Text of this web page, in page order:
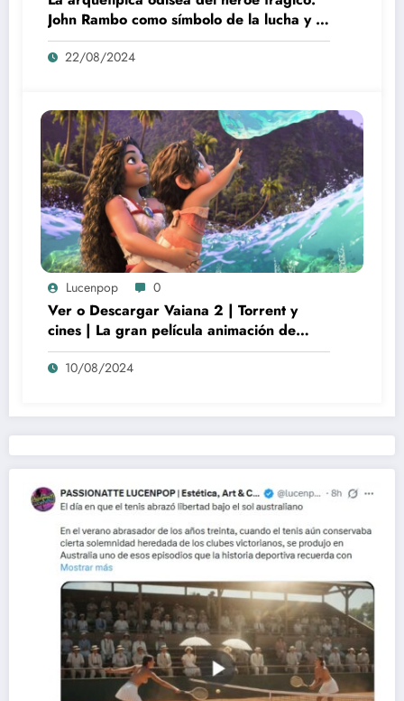
John Rambo como símbolo de la lucha y la
alienación en la modernidad
22/08/2024
Lucenpop 0
Ver o Descargar Vaiana 2 | Torrent y
cines | La gran película animación de
culto Disney | *****
10/08/2024